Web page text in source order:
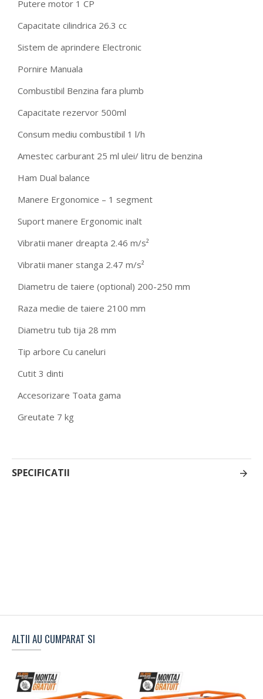
Putere motor 1 CP
Capacitate cilindrica 26.3 cc
Sistem de aprindere Electronic
Pornire Manuala
Combustibil Benzina fara plumb
Capacitate rezervor 500ml
Consum mediu combustibil 1 l/h
Amestec carburant 25 ml ulei/ litru de benzina
Ham Dual balance
Manere Ergonomice – 1 segment
Suport manere Ergonomic inalt
Vibratii maner dreapta 2.46 m/s²
Vibratii maner stanga 2.47 m/s²
Diametru de taiere (optional) 200-250 mm
Raza medie de taiere 2100 mm
Diametru tub tija 28 mm
Tip arbore Cu caneluri
Cutit 3 dinti
Accesorizare Toata gama
Greutate 7 kg
SPECIFICATII
ALTII AU CUMPARAT SI